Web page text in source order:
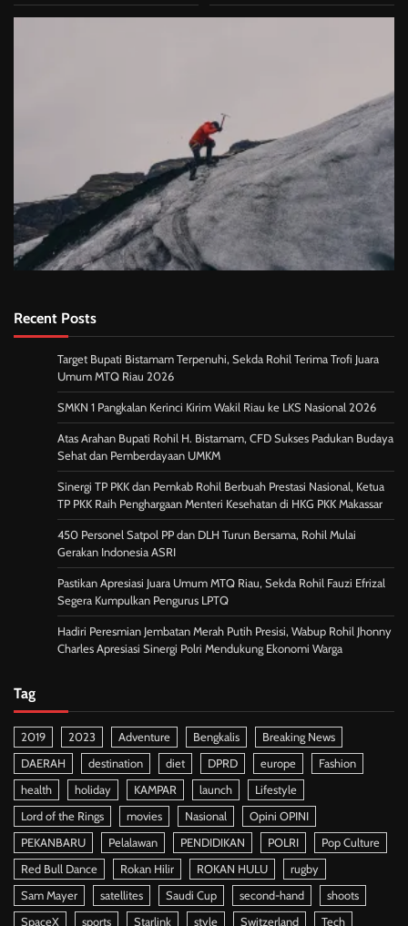
Recent Posts
Target Bupati Bistamam Terpenuhi, Sekda Rohil Terima Trofi Juara
Umum MTQ Riau 2026
SMKN 1 Pangkalan Kerinci Kirim Wakil Riau ke LKS Nasional 2026
Atas Arahan Bupati Rohil H. Bistamam, CFD Sukses Padukan Budaya
Sehat dan Pemberdayaan UMKM
Sinergi TP PKK dan Pemkab Rohil Berbuah Prestasi Nasional, Ketua
TP PKK Raih Penghargaan Menteri Kesehatan di HKG PKK Makassar
450 Personel Satpol PP dan DLH Turun Bersama, Rohil Mulai
Gerakan Indonesia ASRI
Pastikan Apresiasi Juara Umum MTQ Riau, Sekda Rohil Fauzi Efrizal
Segera Kumpulkan Pengurus LPTQ
Hadiri Peresmian Jembatan Merah Putih Presisi, Wabup Rohil Jhonny
Charles Apresiasi Sinergi Polri Mendukung Ekonomi Warga
Tag
2019 2023 Adventure Bengkalis
Breaking News
DAERAH
destination diet DPRD europe
Fashion
health
holiday KAMPAR launch
Lifestyle
Lord of the Rings
movies Nasional
Opini OPINI
PEKANBARU
Pelalawan PENDIDIKAN POLRI
Pop Culture
Red Bull Dance
Rokan Hilir ROKAN HULU
rugby
Sam Mayer
satellites Saudi Cup second-hand
shoots
SpaceX
sports Starlink style Switzerland Tech